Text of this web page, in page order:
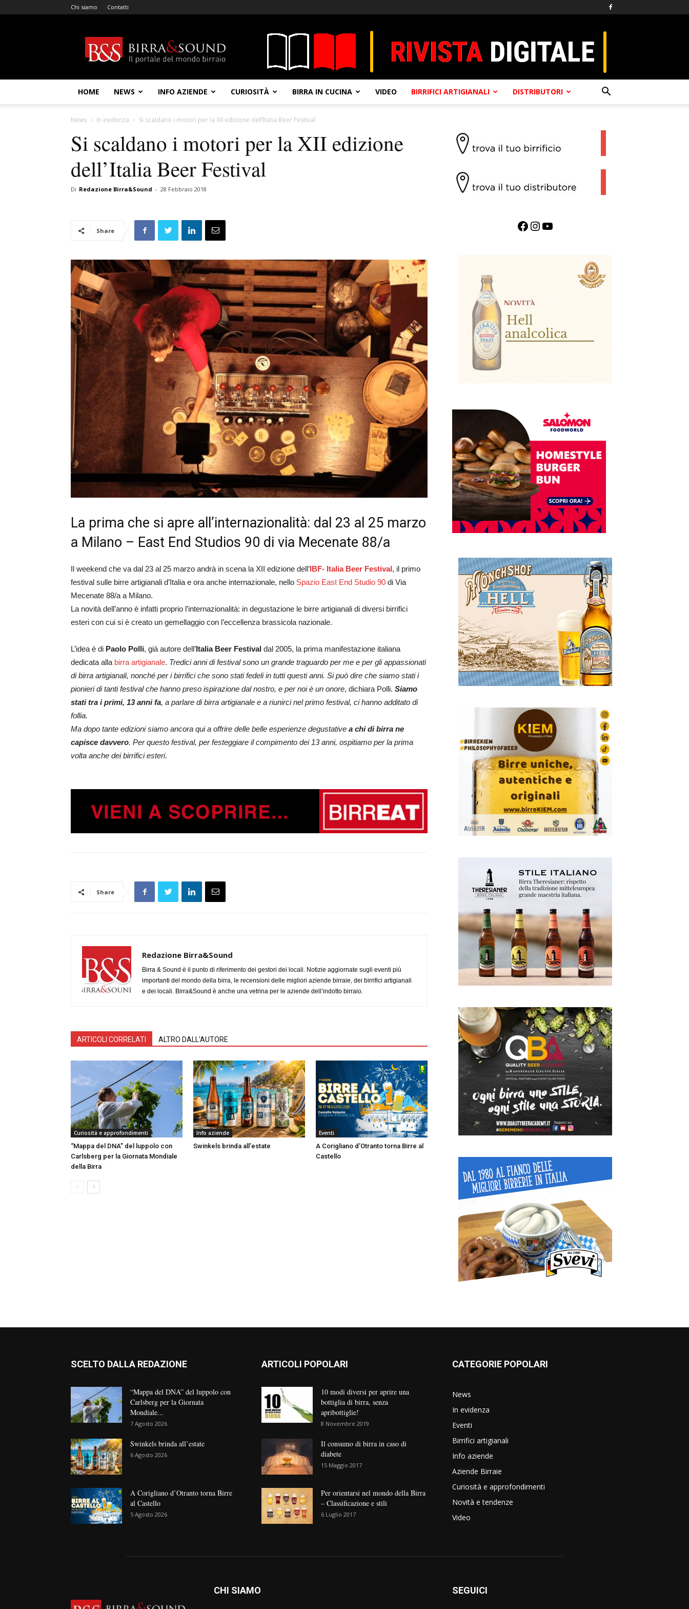
Chi siamo Contatti
&
Sound
HOME NEWS INFO AZIENDE CURIOSITÀ BIRRA IN CUCINA VIDEO BIRRIFICI ARTIGIANALI DISTRIBUTORI
News In evidenza Si scaldano i motori per la XII edizione dell’Italia Beer Festival
Si scaldano i motori per la XII edizione
dell’Italia Beer Festival
Di Redazione Birra&Sound - 28 Febbraio 2018
Share
La prima che si apre all’internazionalità: dal 23 al 25 marzo
a Milano – East End Studios 90 di via Mecenate 88/a
Il weekend che va dal 23 al 25 marzo andrà in scena la XII edizione dell’IBF- Italia Beer Festival, il primo
festival sulle birre artigianali d’Italia e ora anche internazionale, nello Spazio East End Studio 90 di Via
Mecenate 88/a a Milano.
La novità dell’anno è infatti proprio l’internazionalità: in degustazione le birre artigianali di diversi birrifici
esteri con cui si è creato un gemellaggio con l’eccellenza brassicola nazionale.
L’idea è di Paolo Polli, già autore dell’Italia Beer Festival dal 2005, la prima manifestazione italiana
dedicata alla birra artigianale. Tredici anni di festival sono un grande traguardo per me e per gli appassionati
di birra artigianali, nonché per i birrifici che sono stati fedeli in tutti questi anni. Si può dire che siamo stati i
pionieri di tanti festival che hanno preso ispirazione dal nostro, e per noi è un onore, dichiara Polli. Siamo
stati tra i primi, 13 anni fa, a parlare di birra artigianale e a riunirci nel primo festival, ci hanno additato di
follia.
Ma dopo tante edizioni siamo ancora qui a offrire delle belle esperienze degustative a chi di birra ne
capisce davvero. Per questo festival, per festeggiare il compimento dei 13 anni, ospitiamo per la prima
volta anche dei birrifici esteri.
Share
Redazione Birra&Sound
Birra & Sound è il punto di riferimento dei gestori dei locali. Notizie aggiornate sugli eventi più
importanti del mondo della birra, le recensioni delle migliori aziende birraie, dei birrifici artigianali
e dei locali. Birra&Sound è anche una vetrina per le aziende dell’indotto birraio.
ARTICOLI CORRELATI ALTRO DALL'AUTORE
Curiosità e approfondimenti
“Mappa del DNA” del luppolo con
Carlsberg per la Giornata Mondiale
della Birra
Info aziende
Swinkels brinda all’estate
Eventi
A Corigliano d’Otranto torna Birre al
Castello
Facebook InstagramYouTube
SCELTO DALLA REDAZIONE
“Mappa del DNA” del luppolo con
Carlsberg per la Giornata
Mondiale...
7 Agosto 2026
Swinkels brinda all’estate
6 Agosto 2026
A Corigliano d’Otranto torna Birre
al Castello
5 Agosto 2026
ARTICOLI POPOLARI
10 modi diversi per aprire una
bottiglia di birra, senza
apribottiglie!
8 Novembre 2019
Il consumo di birra in caso di
diabete
15 Maggio 2017
Per orientarsi nel mondo della Birra
– Classificazione e stili
6 Luglio 2017
CATEGORIE POPOLARI
News
In evidenza
Eventi
Birrifici artigianali
Info aziende
Aziende Birraie
Curiosità e approfondimenti
Novità e tendenze
Video
CHI SIAMO SEGUICI